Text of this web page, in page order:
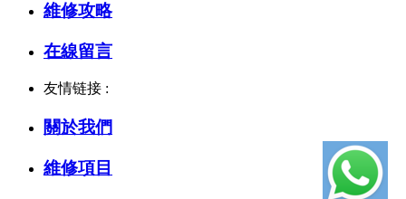
維修攻略
在線留言
友情链接 :
關於我們
維修項目